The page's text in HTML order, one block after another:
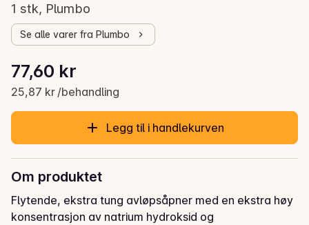
1 stk, Plumbo
Se alle varer fra Plumbo
Gjeldende pris er: 77,60 kr
77,60 kr
25,87 kr /behandling
Stykkpris: 25,87 kr /behandling
Legg til i handlekurven
Om produktet
Flytende, ekstra tung avløpsåpner med en ekstra høy
konsentrasjon av natrium hydroksid og